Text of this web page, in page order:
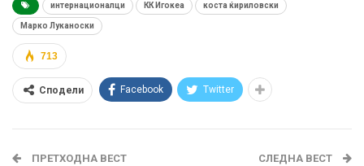
интернационалци КК Игокеа коста ќириловски
Марко Луканоски
713
Сподели Facebook Twitter
ПРЕТХОДНА ВЕСТ СЛЕДНА ВЕСТ